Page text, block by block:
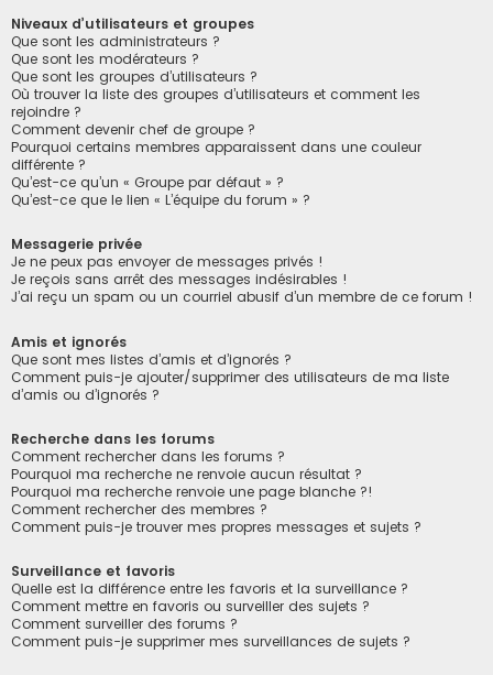
Niveaux d’utilisateurs et groupes
Que sont les administrateurs ?
Que sont les modérateurs ?
Que sont les groupes d’utilisateurs ?
Où trouver la liste des groupes d’utilisateurs et comment les
rejoindre ?
Comment devenir chef de groupe ?
Pourquoi certains membres apparaissent dans une couleur
différente ?
Qu’est-ce qu’un « Groupe par défaut » ?
Qu’est-ce que le lien « L’équipe du forum » ?
Messagerie privée
Je ne peux pas envoyer de messages privés !
Je reçois sans arrêt des messages indésirables !
J’ai reçu un spam ou un courriel abusif d’un membre de ce forum !
Amis et ignorés
Que sont mes listes d’amis et d’ignorés ?
Comment puis-je ajouter/supprimer des utilisateurs de ma liste
d’amis ou d’ignorés ?
Recherche dans les forums
Comment rechercher dans les forums ?
Pourquoi ma recherche ne renvoie aucun résultat ?
Pourquoi ma recherche renvoie une page blanche ?!
Comment rechercher des membres ?
Comment puis-je trouver mes propres messages et sujets ?
Surveillance et favoris
Quelle est la différence entre les favoris et la surveillance ?
Comment mettre en favoris ou surveiller des sujets ?
Comment surveiller des forums ?
Comment puis-je supprimer mes surveillances de sujets ?